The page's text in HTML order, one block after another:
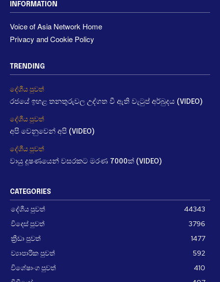
INFORMATION
Voice of Asia Network Home
Privacy and Cookie Policy
TRENDING
දේශීය පුවත්
රජයේ ඉහළ තනතුරුවල උද්ගත වී ඇති වැටුප් අර්බුදය (VIDEO)
දේශීය පුවත්
අපි වෙනුවෙන් අපි (VIDEO)
දේශීය පුවත්
වායු දූෂණයෙන් වසරකට මරණ 7000ක් (VIDEO)
CATEGORIES
දේශීය පුවත්
44343
විදෙස් පුවත්
3796
ක්‍රීඩා පුවත්
1477
ව්‍යාපාරික පුවත්
592
විශේෂාංග පුවත්
410